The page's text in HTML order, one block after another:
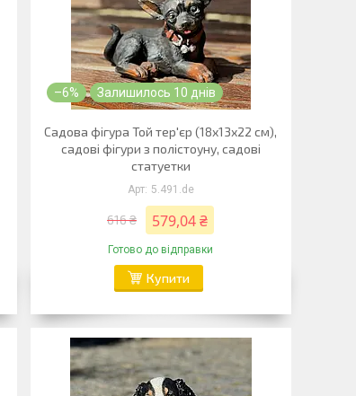
–6% Залишилось 10 днів
Садова фігура Той тер'єр (18х13х22 см),
садові фігури з полістоуну, садові
статуетки
5.491.de
616 ₴ 579,04 ₴
Готово до відправки
Купити